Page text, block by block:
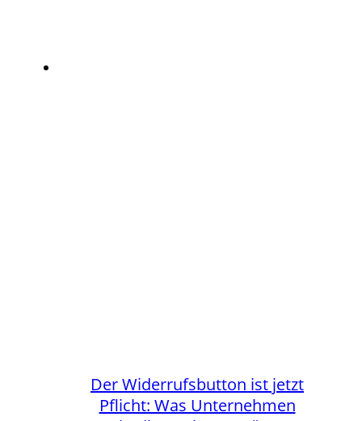
Der Widerrufsbutton ist jetzt
Pflicht: Was Unternehmen